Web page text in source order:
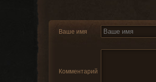
Ваше имя
Комментарий